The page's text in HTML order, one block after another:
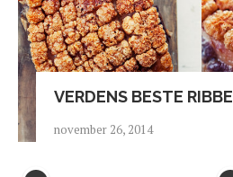
VERDENS BESTE RIBBE
november 26, 2014